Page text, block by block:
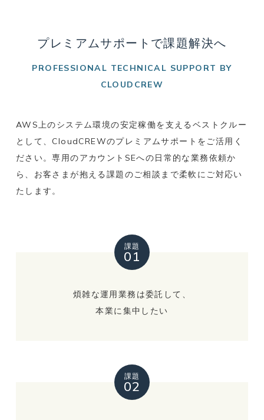
プレミアムサポートで課題解決へ
PROFESSIONAL TECHNICAL SUPPORT BY
CLOUDCREW
AWS上のシステム環境の安定稼働を支えるベストクルー
として、CloudCREWのプレミアムサポートをご活用く
ださい。専用のアカウントSEへの日常的な業務依頼か
ら、お客さまが抱える課題のご相談まで柔軟にご対応い
たします。
課題
01
煩雑な運用業務は委託して、
本業に集中したい
課題
02